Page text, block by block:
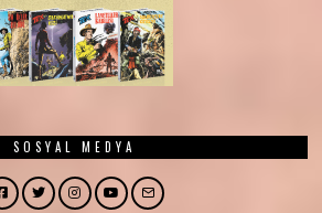
SOSYAL MEDYA
Facebook
TwitterInstagram
YouTubeEmail